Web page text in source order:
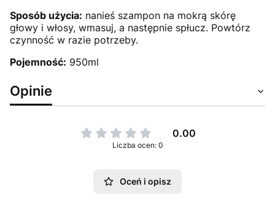
Sposób użycia: nanieś szampon na mokrą skórę
głowy i włosy, wmasuj, a następnie spłucz. Powtórz
czynność w razie potrzeby.
Pojemność: 950ml
Opinie
0.00
Liczba ocen: 0
Oceń i opisz